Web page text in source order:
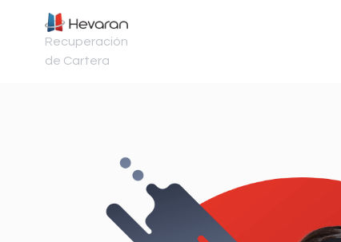
Recuperación
de Cartera